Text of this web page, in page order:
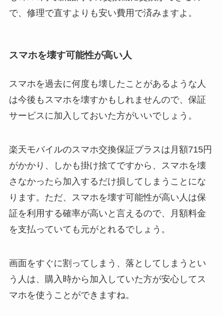
で、修理で直すよりも安い費用で済みますよ。
スマホを壊す可能性が高い人
スマホを過去に何度も壊したことがあるような人
は今後もスマホを壊すかもしれませんので、保証
サービスに加入しておいた方がいいでしょう。
楽天モバイルのスマホ交換保証プラスは月額715円
がかかり、しかも掛け捨てですから、スマホを壊
さなかったら加入するだけ損してしまうことにな
ります。ただ、スマホを壊す可能性が高い人は保
証を利用する確率が高いと言えるので、月額料金
を支払っていても元がとれるでしょう。
画面をすぐに割ってしまう、落としてしまうとい
う人は、購入時から加入していた方が安心してス
マホを使うことができますね。